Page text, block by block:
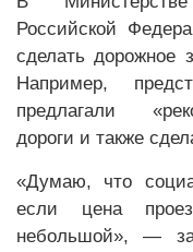
Российской
сделать дорожное
Например,
предлагали
дороги и также
«Думаю, что
если цена
небольшой», —